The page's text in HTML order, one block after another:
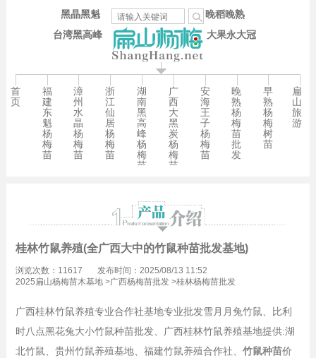
台湾黑高峰
晚稻晚熟
大果永大冠
黑晶黑魁
首
页
福
建
东
魁
杨
梅
苗
漳
州
水
晶
杨
梅
苗
浙
江
仙
居
杨
梅
苗
湖
南
黑
高
峰
杨
梅
苗
广
西
大
黑
炭
杨
梅
苗
安
海
王
子
杨
梅
苗
晚
熟
杨
梅
苗
批
发
早
熟
杨
梅
树
苗
扁
山
旅
游
桂林竹鼠养殖(全广西大中的竹鼠种苗批发基地)
浏览次数：11617
发布时间：2025/08/13 11:52
2025扁山杨梅苗木基地>广西杨梅苗批发>桂林杨梅苗批发
广西桂林竹鼠养殖专业合作社基地专业批发雪月月兔竹鼠、比利
时八点黑花兔大小竹鼠种苗批发、广西桂林竹鼠养殖基地提供:湖
北竹鼠、贵州竹鼠养殖基地、福建竹鼠养殖合作社、 竹鼠种苗价